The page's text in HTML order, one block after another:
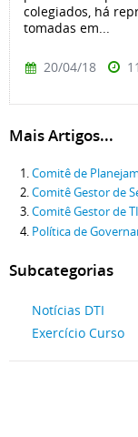
colegiados, há
tomadas em...
20/04/18
Mais Artigos...
Comitê de
Comitê Gestor de
Comitê Gestor de
Política de
Subcategorias
Notícias DTI
Exercício Curso